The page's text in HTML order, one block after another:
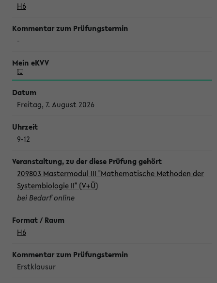
H6
-
Freitag, 7. August 2026
9-12
209803 Mastermodul III "Mathematische Methoden der
Systembiologie II" (V+Ü)
bei Bedarf online
H6
Erstklausur